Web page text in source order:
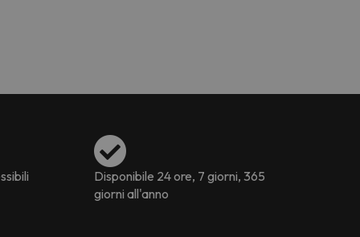
Disponibile 24 ore, 7 giorni, 365
giorni all'anno